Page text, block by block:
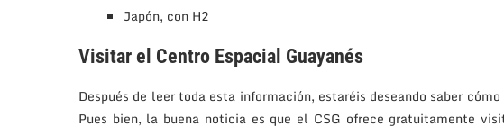
Japón, con H2
Visitar el Centro Espacial Guayanés
Después de leer toda esta información, estaréis deseando saber
Pues bien, la buena noticia es que el CSG ofrece gratuitamente